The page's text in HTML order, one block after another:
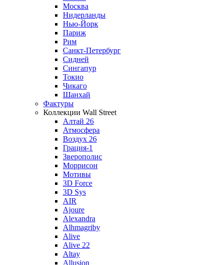
Москва
Нидерланды
Нью-Йорк
Париж
Рим
Санкт-Петербург
Сидней
Сингапур
Токио
Чикаго
Шанхай
Фактуры
Коллекции Wall Street
Алтай 26
Атмосфера
Воздух 26
Грация-1
Зверополис
Моррисон
Мотивы
3D Force
3D Sys
AIR
Ajoure
Alexandra
Alhmagriby
Alive
Alive 22
Altay
Allusion